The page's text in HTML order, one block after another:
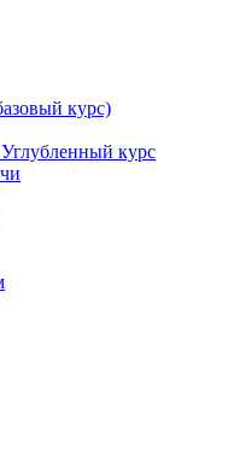
курс)
курс